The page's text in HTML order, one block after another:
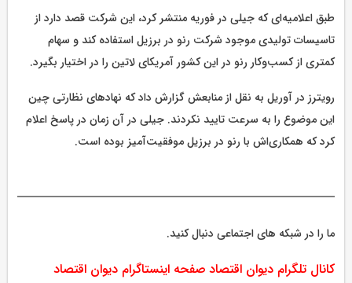
طبق اعلامیه‌ای که جیلی در فوریه منتشر کرد، این شرکت قصد دارد از
تاسیسات تولیدی موجود شرکت رنو در برزیل استفاده کند و سهام
کمتری از کسب‌وکار رنو در این کشور آمریکای لاتین را در اختیار بگیرد.
رویترز در آوریل به نقل از منابعش گزارش داد که نهادهای نظارتی چین
این موضوع را به سرعت تایید نکردند. جیلی در آن زمان در پاسخ اعلام
کرد که همکاری‌اش با رنو در برزیل موفقیت‌آمیز بوده است.
ما را در شبکه های اجتماعی دنبال کنید.
کانال تلگرام دیوان اقتصاد صفحه اینستاگرام دیوان اقتصاد